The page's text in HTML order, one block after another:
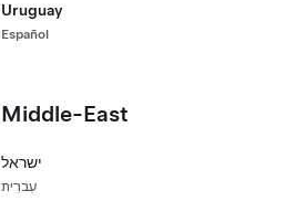
Uruguay
Español
Middle-East
ישראל
עִברִית